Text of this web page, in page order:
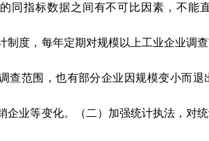
同指标数据之间有不可比因素，不能
制度，每年定期对规模以上工业企业调
查范围，也有部分企业因规模变小而
企业等变化。（二）加强统计执法，对